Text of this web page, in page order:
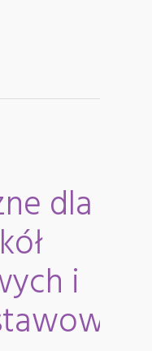
dla
i